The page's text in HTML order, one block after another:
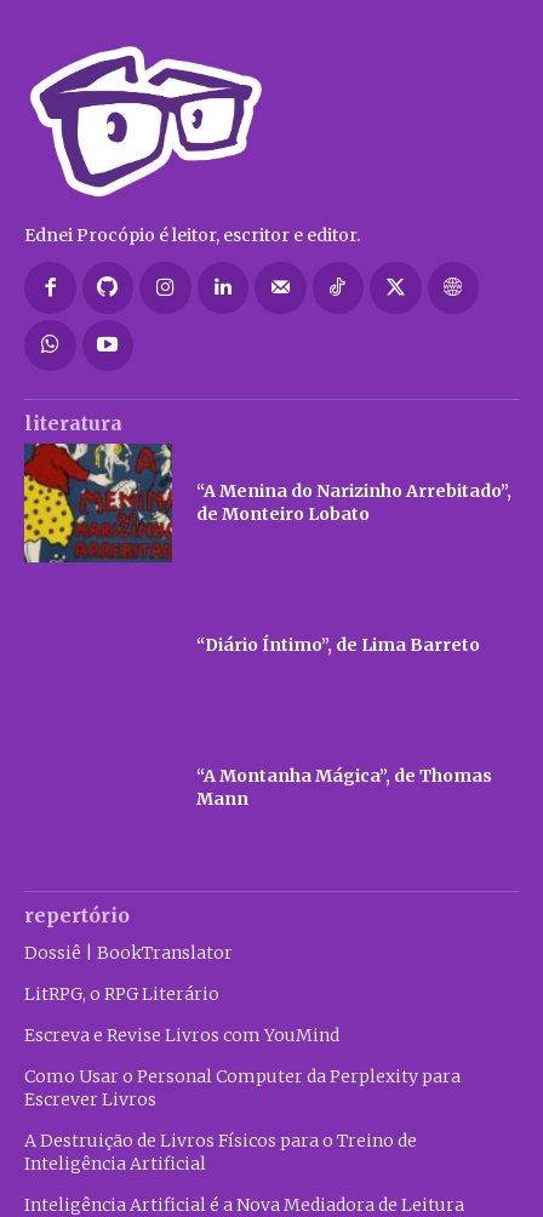
Ednei Procópio é leitor, escritor e editor.
literatura
“A Menina do Narizinho Arrebitado”,
de Monteiro Lobato
“Diário Íntimo”, de Lima Barreto
“A Montanha Mágica”, de Thomas
Mann
repertório
Dossiê | BookTranslator
LitRPG, o RPG Literário
Escreva e Revise Livros com YouMind
Como Usar o Personal Computer da Perplexity para
Escrever Livros
A Destruição de Livros Físicos para o Treino de
Inteligência Artificial
Inteligência Artificial é a Nova Mediadora de Leitura